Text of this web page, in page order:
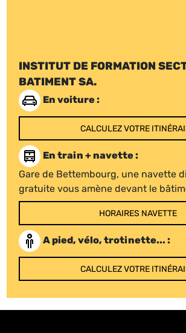
INSTITUT DE FORMATION
BATIMENT SA.
En voiture :
CALCULEZ VOTRE
En train + navette :
Gare de Bettembourg, une navette
gratuite vous amène devant le
HORAIRES NAVETTE
A pied, vélo, trotinette... :
CALCULEZ VOTRE